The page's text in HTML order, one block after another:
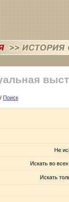
/ Поиск
Не
Искать во
Искать